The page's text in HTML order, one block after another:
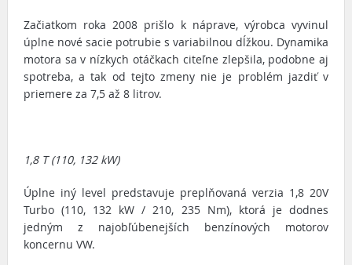
Začiatkom roka 2008 prišlo k náprave, výrobca vyvinul
úplne nové sacie potrubie s variabilnou dĺžkou. Dynamika
motora sa v nízkych otáčkach citeľne zlepšila, podobne aj
spotreba, a tak od tejto zmeny nie je problém jazdiť v
priemere za 7,5 až 8 litrov.
1,8 T (110, 132 kW)
Úplne iný level predstavuje preplňovaná verzia 1,8 20V
Turbo (110, 132 kW / 210, 235 Nm), ktorá je dodnes
jedným z najobľúbenejších benzínových motorov
koncernu VW.